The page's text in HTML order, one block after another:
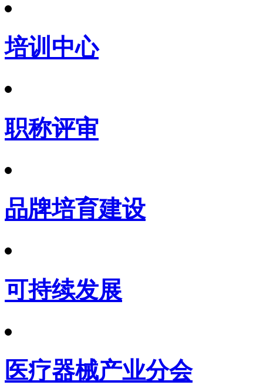
培训中心
职称评审
品牌培育建设
可持续发展
医疗器械产业分会